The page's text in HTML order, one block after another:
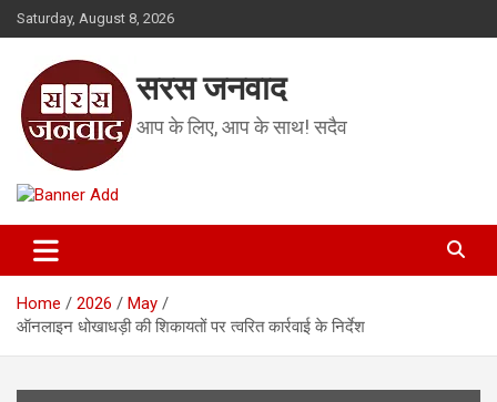
Skip
to
Saturday, August 8, 2026
सरस जनवाद
आप के लिए, आप के साथ! सदैव
Home 2026
May
ऑनलाइन धोखाधड़ी की शिकायतों पर त्वरित कार्रवाई के निर्देश